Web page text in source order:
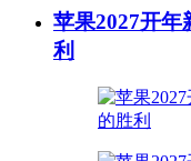
苹果2027开年
利